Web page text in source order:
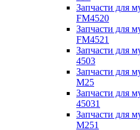
Запчасти для
FM4520
Запчасти для
FM4521
Запчасти для
4503
Запчасти для
M25
Запчасти для
45031
Запчасти для
M251